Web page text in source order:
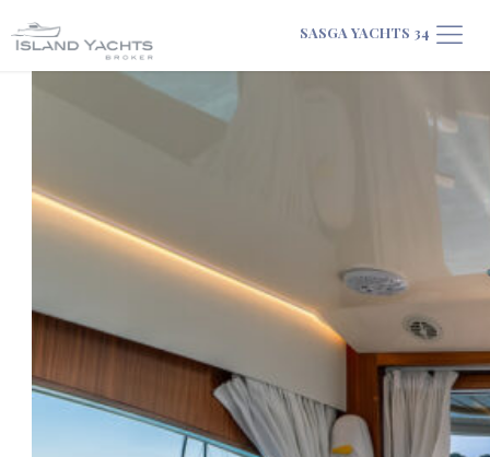
SASGA YACHTS 34